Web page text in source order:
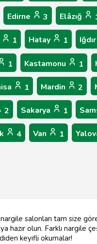
Edirne 3 Elâzığ
1 Hatay 1 Iğdır
1 Kastamonu 1
1 Mardin 2
2 Sakarya 1
4 Van 1
salonları tam size
hazır olun. Farklı nargile
keyifli okumalar!